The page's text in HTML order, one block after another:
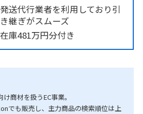
発送代行業者を利用しており引
き継ぎがスムーズ
在庫481万円分付き
商材を扱うEC事業。
でも販売し、主力商品の検索順位は上